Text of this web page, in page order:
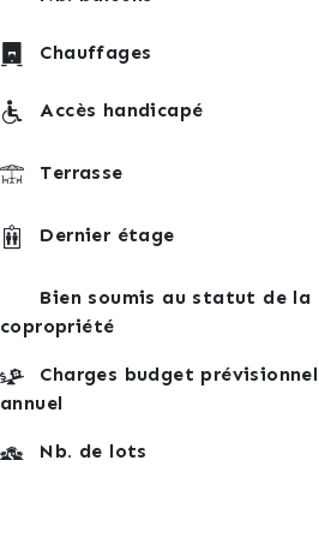
Chauffages
Accès handicapé
Terrasse
Dernier étage
Bien soumis au statut de la
copropriété
Charges budget prévisionnel
annuel
Nb. de lots